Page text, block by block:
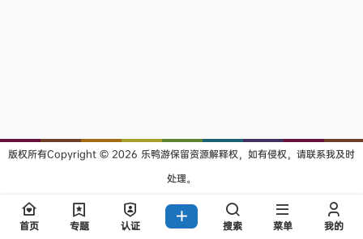
版权所有Copyright © 2026 乐鸭游保留资源解释权，如有侵权，请联系我及时
处理。
查询 32 次，耗时 0.2871 秒
首页
专题 认证 搜索 菜单 我的